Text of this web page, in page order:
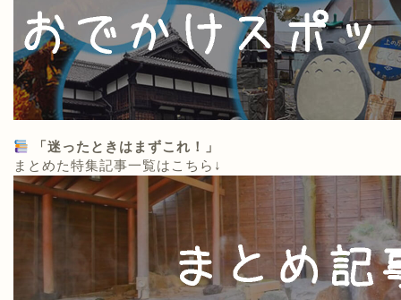
「迷ったときはまずこれ！」
まとめた特集記事一覧はこちら↓